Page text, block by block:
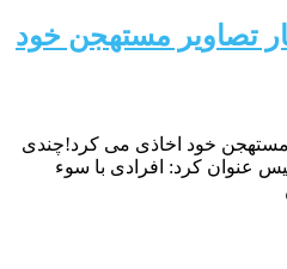
انتشار تصاویر مستهجن خود
مستهجن خود اخاذی می کرد!چندی
عنوان کرد: افرادی با سوء